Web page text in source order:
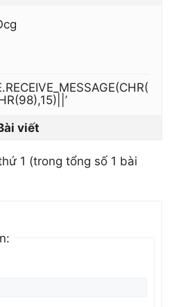
viết
1 (trong tổng số 1 bài